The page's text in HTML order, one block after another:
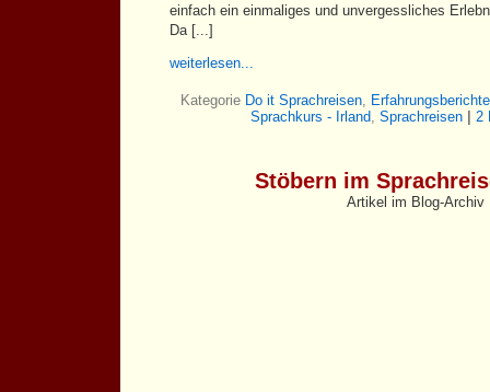
einfach ein einmaliges und unvergessliches
Da [...]
weiterlesen...
Kategorie Do it Sprachreisen, Erfahrungsberichte
Sprachkurs - Irland, Sprachreisen 2
Stöbern im
Artikel im Blog-Archiv